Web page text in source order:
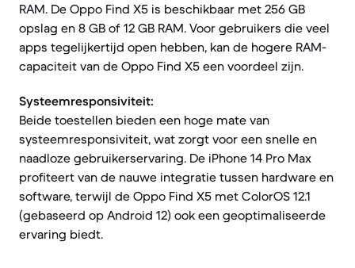
RAM. De Oppo Find X5 is beschikbaar met 256 GB
opslag en 8 GB of 12 GB RAM. Voor gebruikers die veel
apps tegelijkertijd open hebben, kan de hogere RAM-
capaciteit van de Oppo Find X5 een voordeel zijn.
Systeemresponsiviteit:
Beide toestellen bieden een hoge mate van
systeemresponsiviteit, wat zorgt voor een snelle en
naadloze gebruikerservaring. De iPhone 14 Pro Max
profiteert van de nauwe integratie tussen hardware en
software, terwijl de Oppo Find X5 met ColorOS 12.1
(gebaseerd op Android 12) ook een geoptimaliseerde
ervaring biedt.